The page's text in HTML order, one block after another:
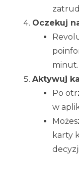
Oczekuj
minut.
Aktywuj
Po
w
karty